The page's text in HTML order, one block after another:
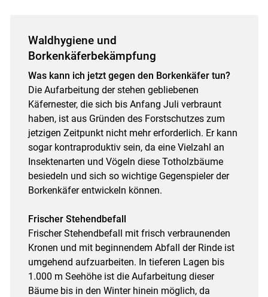
Waldhygiene und
Borkenkäferbekämpfung
Was kann ich jetzt gegen den Borkenkäfer tun?
Die Aufarbeitung der stehen gebliebenen
Käfernester, die sich bis Anfang Juli verbraunt
haben, ist aus Gründen des Forstschutzes zum
jetzigen Zeitpunkt nicht mehr erforderlich. Er kann
sogar kontraproduktiv sein, da eine Vielzahl an
Insektenarten und Vögeln diese Totholzbäume
besiedeln und sich so wichtige Gegenspieler der
Borkenkäfer entwickeln können.
Frischer Stehendbefall
Frischer Stehendbefall mit frisch verbraunenden
Kronen und mit beginnendem Abfall der Rinde ist
umgehend aufzuarbeiten. In tieferen Lagen bis
1.000 m Seehöhe ist die Aufarbeitung dieser
Bäume bis in den Winter hinein möglich, da